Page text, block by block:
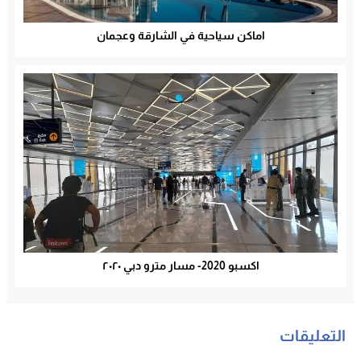
اماكن سياحية في الشارقة وعجمان
اكسبو 2020- مسار مترو دبي ٢٠٢٠
التعليقات